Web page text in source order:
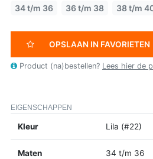
34 t/m 36 36 t/m 38 38 t/m
OPSLAAN IN FAVORIETEN
Product (na)bestellen? Lees hier de
EIGENSCHAPPEN
Kleur Lila (#22)
Maten
34 t/m 36